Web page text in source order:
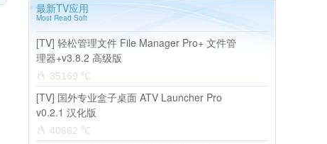
最新TV应用
Most Read Soft
[TV] 轻松管理文件 File Manager Pro+ 文件管
理器+v3.8.2 高级版
35169 ℃
[TV] 国外专业盒子桌面 ATV Launcher Pro
v0.2.1 汉化版
40662 ℃